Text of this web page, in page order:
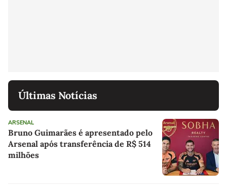
Últimas Notícias
ARSENAL
Bruno Guimarães é apresentado pelo
Arsenal após transferência de R$ 514
milhões